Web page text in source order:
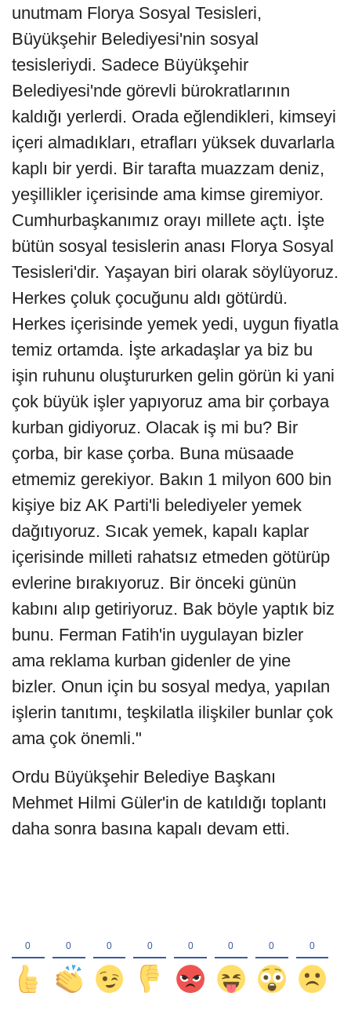
unutmam Florya Sosyal Tesisleri,
Büyükşehir Belediyesi'nin sosyal
tesisleriydi. Sadece Büyükşehir
Belediyesi'nde görevli bürokratlarının
kaldığı yerlerdi. Orada eğlendikleri, kimseyi
içeri almadıkları, etrafları yüksek duvarlarla
kaplı bir yerdi. Bir tarafta muazzam deniz,
yeşillikler içerisinde ama kimse giremiyor.
Cumhurbaşkanımız orayı millete açtı. İşte
bütün sosyal tesislerin anası Florya Sosyal
Tesisleri'dir. Yaşayan biri olarak söylüyoruz.
Herkes çoluk çocuğunu aldı götürdü.
Herkes içerisinde yemek yedi, uygun fiyatla
temiz ortamda. İşte arkadaşlar ya biz bu
işin ruhunu oluştururken gelin görün ki yani
çok büyük işler yapıyoruz ama bir çorbaya
kurban gidiyoruz. Olacak iş mi bu? Bir
çorba, bir kase çorba. Buna müsaade
etmemiz gerekiyor. Bakın 1 milyon 600 bin
kişiye biz AK Parti'li belediyeler yemek
dağıtıyoruz. Sıcak yemek, kapalı kaplar
içerisinde milleti rahatsız etmeden götürüp
evlerine bırakıyoruz. Bir önceki günün
kabını alıp getiriyoruz. Bak böyle yaptık biz
bunu. Ferman Fatih'in uygulayan bizler
ama reklama kurban gidenler de yine
bizler. Onun için bu sosyal medya, yapılan
işlerin tanıtımı, teşkilatla ilişkiler bunlar çok
ama çok önemli."
Ordu Büyükşehir Belediye Başkanı
Mehmet Hilmi Güler'in de katıldığı toplantı
daha sonra basına kapalı devam etti.